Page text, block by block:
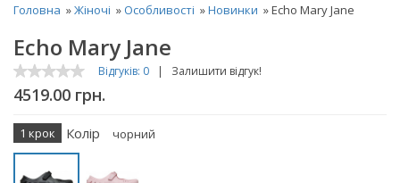
Головна »Жіночі »Особливості »Новинки » Echo Mary Jane
Echo Mary Jane
Відгуків: 0 | Залишити відгук!
4519.00 грн.
1 крок Колір чорний